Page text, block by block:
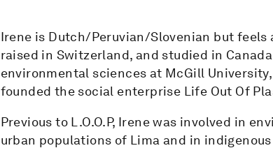
Irene is Dutch/Peruvian/Slovenian but feels
raised in Switzerland, and studied in
environmental sciences at McGill
founded the social enterprise Life Out Of
Previous to L.O.O.P, Irene was involved in
urban populations of Lima and in